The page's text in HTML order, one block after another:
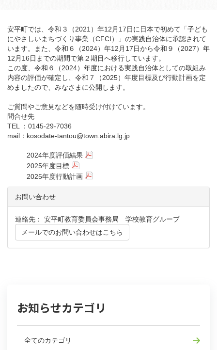
安平町では、令和３（2021）年12月17日に日本で初めて「子ども
にやさしいまちづくり事業（CFCI）」の実践自治体に承認されて
います。また、令和６（2024）年12月17日から令和９（2027）年
12月16日までの期間で第２期目へ移行しています。
この度、令和６（2024）年度における実践自治体としての取組み
内容の評価が確定し、令和７（2025）年度目標及び行動計画を定
めましたので、みなさまに公開します。
ご質問やご意見などを随時受け付けています。
問合せ先
TEL ：0145-29-7036
mail：kosodate-tantou@town.abira.lg.jp
2024年度評価結果
2025年度目標
2025年度行動計画
お問い合わせ
連絡先： 安平町教育委員会事務局 学校教育グループ
メールでのお問い合わせはこちら
お知らせカテゴリ
全てのカテゴリ